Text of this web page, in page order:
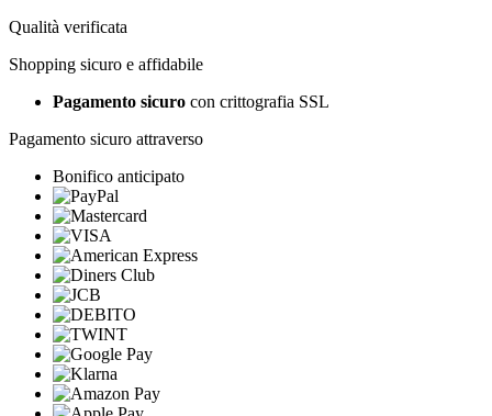
Qualità verificata
Shopping sicuro e affidabile
Pagamento sicuro con crittografia SSL
Pagamento sicuro attraverso
Bonifico anticipato